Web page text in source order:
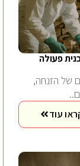
פעולה
של הזנחה,
עוד